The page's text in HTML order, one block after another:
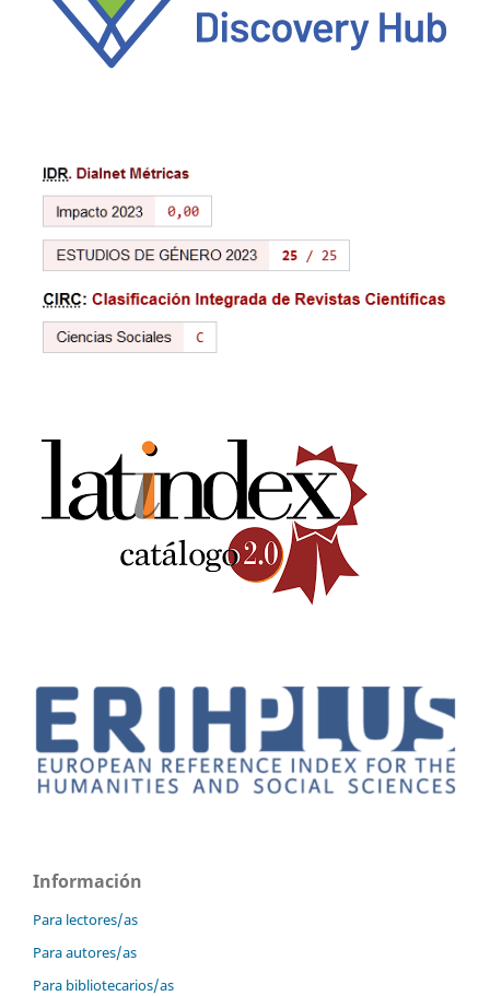
Información
Para lectores/as
Para autores/as
Para bibliotecarios/as